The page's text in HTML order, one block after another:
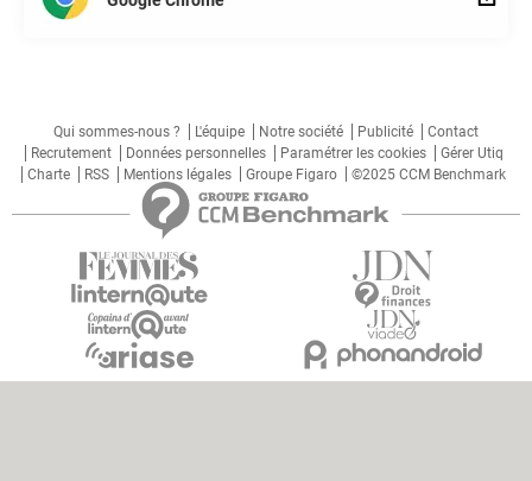
Qui sommes-nous ? L'équipe Notre société Publicité
Contact
Recrutement
Données personnelles Paramétrer les cookies
Gérer Utiq
Charte
RSS Mentions légales Groupe Figaro ©2025 CCM Benchmark